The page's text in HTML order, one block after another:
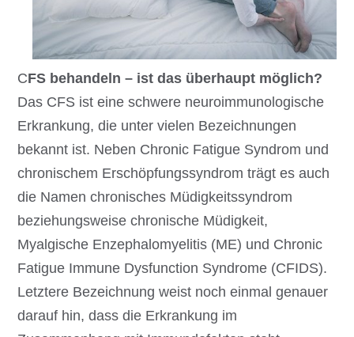
CFS behandeln – ist das überhaupt möglich?
Das CFS ist eine schwere neuroimmunologische
Erkrankung, die unter vielen Bezeichnungen
bekannt ist. Neben Chronic Fatigue Syndrom und
chronischem Erschöpfungssyndrom trägt es auch
die Namen chronisches Müdigkeitssyndrom
beziehungsweise chronische Müdigkeit,
Myalgische Enzephalomyelitis (ME) und Chronic
Fatigue Immune Dysfunction Syndrome (CFIDS).
Letztere Bezeichnung weist noch einmal genauer
darauf hin, dass die Erkrankung im